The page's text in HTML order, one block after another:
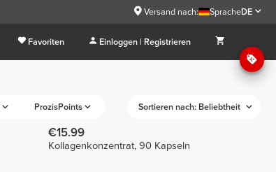
Versand nach: SpracheDE
Favoriten Einloggen | Registrieren
ProzisPoints Sortieren nach: Beliebtheit
€15.99
Kollagenkonzentrat, 90 Kapseln